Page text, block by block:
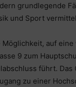
grundlegende
und Sport
auf
9 zum
führt.
zu einer